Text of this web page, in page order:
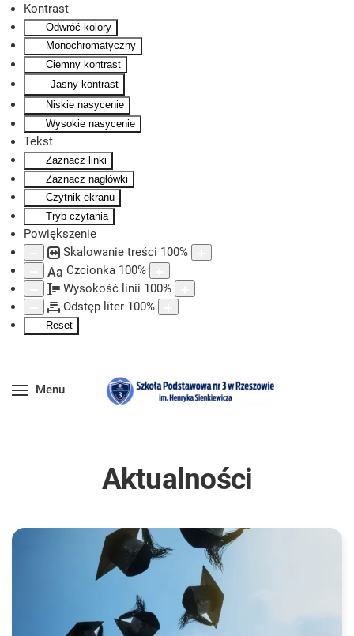
Kontrast
Odwróć kolory
Monochromatyczny
Ciemny kontrast
Jasny kontrast
Niskie nasycenie
Wysokie nasycenie
Tekst
Zaznacz linki
Zaznacz nagłówki
Czytnik ekranu
Tryb czytania
Powiększenie
Skalowanie treści 100%
Aa Czcionka 100%
Wysokość linii 100%
Odstęp liter 100%
Reset
Skip to main content
Menu
Aktualności